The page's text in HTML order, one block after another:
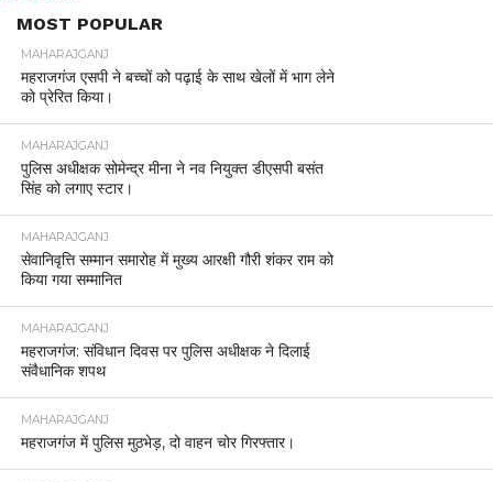
MOST POPULAR
MAHARAJGANJ
महराजगंज एसपी ने बच्चों को पढ़ाई के साथ खेलों में भाग लेने
को प्रेरित किया।
MAHARAJGANJ
पुलिस अधीक्षक सोमेन्द्र मीना ने नव नियुक्त डीएसपी बसंत
सिंह को लगाए स्टार।
MAHARAJGANJ
सेवानिवृत्ति सम्मान समारोह में मुख्य आरक्षी गौरी शंकर राम को
किया गया सम्मानित
MAHARAJGANJ
महराजगंज: संविधान दिवस पर पुलिस अधीक्षक ने दिलाई
संवैधानिक शपथ
MAHARAJGANJ
महराजगंज में पुलिस मुठभेड़, दो वाहन चोर गिरफ्तार।